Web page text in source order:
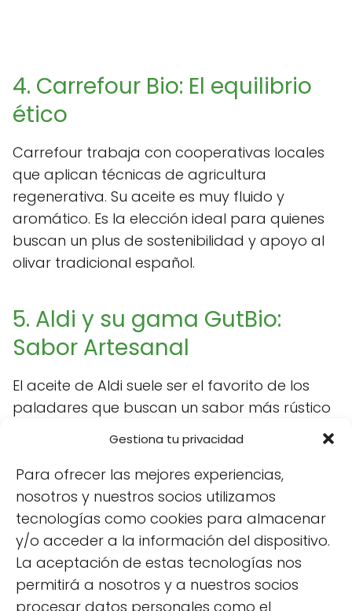
Gestiona tu privacidad
Para ofrecer las mejores experiencias,
nosotros y nuestros socios utilizamos
tecnologías como cookies para almacenar
y/o acceder a la información del dispositivo.
La aceptación de estas tecnologías nos
permitirá a nosotros y a nuestros socios
procesar datos personales como el
4. Carrefour Bio: El equilibrio
ético
Carrefour trabaja con cooperativas locales
que aplican técnicas de agricultura
regenerativa. Su aceite es muy fluido y
aromático. Es la elección ideal para quienes
buscan un plus de sostenibilidad y apoyo al
olivar tradicional español.
5. Aldi y su gama GutBio:
Sabor Artesanal
El aceite de Aldi suele ser el favorito de los
paladares que buscan un sabor más rústico
y persistente. Es perfecto para tomar en
crudo sobre una tostada de
sarraceno.
Resumen de Selección 2026
Tu opción